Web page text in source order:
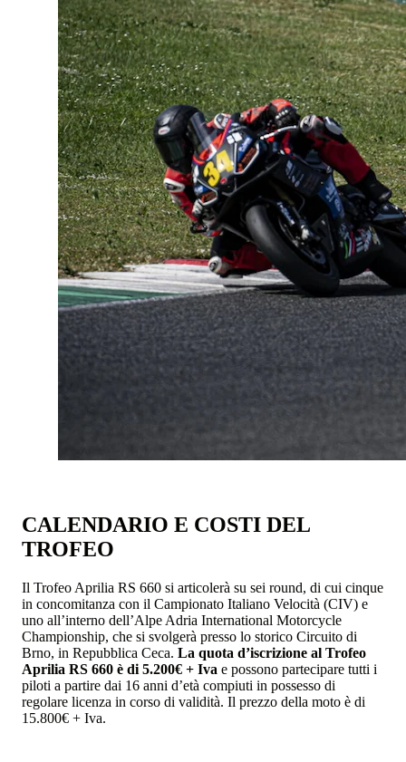
CALENDARIO E COSTI DEL
TROFEO
Il Trofeo Aprilia RS 660 si articolerà su sei round, di cui cinque
in concomitanza con il Campionato Italiano Velocità (CIV) e
uno all’interno dell’Alpe Adria International Motorcycle
Championship, che si svolgerà presso lo storico Circuito di
Brno, in Repubblica Ceca. La quota d’iscrizione al Trofeo
Aprilia RS 660 è di 5.200€ + Iva e possono partecipare tutti i
piloti a partire dai 16 anni d’età compiuti in possesso di
regolare licenza in corso di validità. Il prezzo della moto è di
15.800€ + Iva.